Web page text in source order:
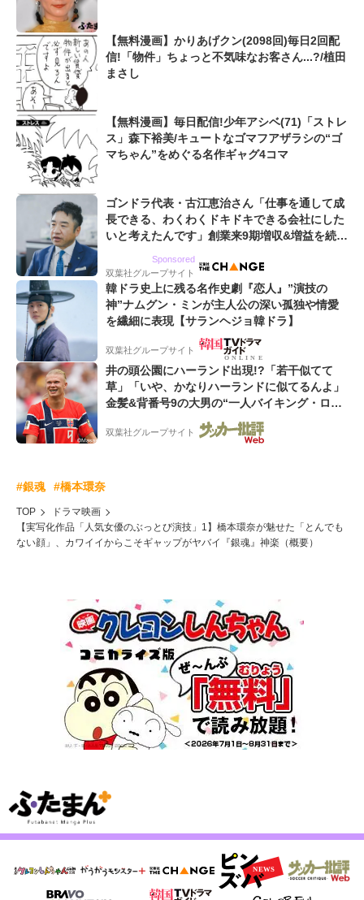
【無料漫画】かりあげクン(2098回)毎日2回配
信!「物件」ちょっと不気味なお客さん...?/植田
まさし
【無料漫画】毎日配信!少年アシベ(71)「ストレ
ス」森下裕美/キュートなゴマフアザラシの“ゴ
マちゃん”をめぐる名作ギャグ4コマ
ゴンドラ代表・古江恵治さん「仕事を通して成
長できる、わくわくドキドキできる会社にした
いと考えたんです」創業来9期増収&増益を続け
Sponsored
双葉社グループサイト
韓ドラ史上に残る名作史劇『恋人』”演技の
神”ナムグン・ミンが主人公の深い孤独や情愛
を繊細に表現【サランヘジョ韓ドラ】
双葉社グループサイト
井の頭公園にハーランド出現!?「若干似てて
草」「いや、かなりハーランドに似てるんよ」
金髪&背番号9の大男の“一人バイキング・ロ
ー”映像が話題!「元気をもらった」
双葉社グループサイト
#銀魂 #橋本環奈
TOP
ドラマ映画
【実写化作品「人気女優のぶっとび演技」1】橋本環奈が魅せた「とんでも
ない顔」、カワイイからこそギャップがヤバイ『銀魂』神楽（概要）